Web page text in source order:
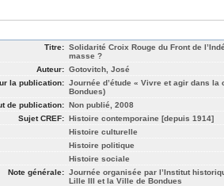
Titre: Solidarité Croix Rouge du Front de
masse ?
Auteur: Gotovitch, José
la publication: Journée d’étude « Vivre et agir dans
Bondues)
de publication: Non publié, 2008
Sujet CREF: Histoire contemporaine [depuis 1914]
Histoire culturelle
Histoire politique
Histoire sociale
Note générale: Journée organisée par l’Institut
Lille III et la Ville de Bondues